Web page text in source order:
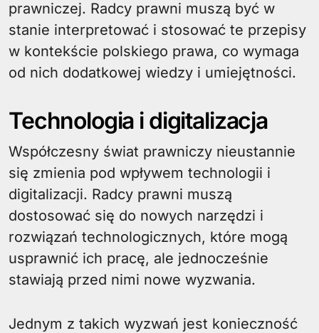
prawniczej. Radcy prawni muszą być w
stanie interpretować i stosować te przepisy
w kontekście polskiego prawa, co wymaga
od nich dodatkowej wiedzy i umiejętności.
Technologia i digitalizacja
Współczesny świat prawniczy nieustannie
się zmienia pod wpływem technologii i
digitalizacji. Radcy prawni muszą
dostosować się do nowych narzędzi i
rozwiązań technologicznych, które mogą
usprawnić ich pracę, ale jednocześnie
stawiają przed nimi nowe wyzwania.
Jednym z takich wyzwań jest konieczność